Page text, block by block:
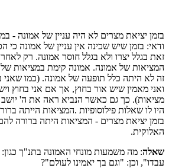
בזמן יציאת מצרים לא היה עניין של אמונה -
ודאי: בזמן שיש שכינה אין עניין של אמונה
זאת בגלל יצרו ולא בגלל חוסר אמונה. רק
המציאות של אמונה. אמונה קימת במציאות של
זה לא היתה כלל תופעה של אמונה. (כמו שאני
ואני מאמין שיש אור בחוץ, אך אם אני בחוץ
מציאות). כך גם כאשר הנביא ראה את ה'
היו לו שאלות פילוסופיות .המציאות הייתה
בזמן יציאת מצרים - המציאות היתה ברורה
האלוקית.
שאלה: מה משמעות מונחי האמונה בתנ"ך
עבדו", וכן: "וגם בך יאמינו לעולם"?